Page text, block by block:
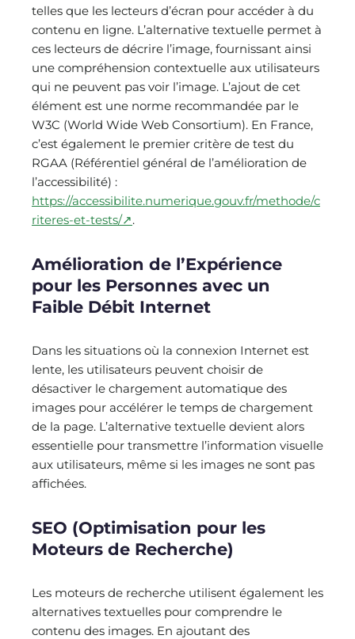
telles que les lecteurs d’écran pour accéder à du
contenu en ligne. L’alternative textuelle permet à
ces lecteurs de décrire l’image, fournissant ainsi
une compréhension contextuelle aux utilisateurs
qui ne peuvent pas voir l’image. L’ajout de cet
élément est une norme recommandée par le
W3C (World Wide Web Consortium). En France,
c’est également le premier critère de test du
RGAA (Référentiel général de l’amélioration de
l’accessibilité) :
https://accessibilite.numerique.gouv.fr/methode/c
riteres-et-tests/↗.
Amélioration de l’Expérience
pour les Personnes avec un
Faible Débit Internet
Dans les situations où la connexion Internet est
lente, les utilisateurs peuvent choisir de
désactiver le chargement automatique des
images pour accélérer le temps de chargement
de la page. L’alternative textuelle devient alors
essentielle pour transmettre l’information visuelle
aux utilisateurs, même si les images ne sont pas
affichées.
SEO (Optimisation pour les
Moteurs de Recherche)
Les moteurs de recherche utilisent également les
alternatives textuelles pour comprendre le
contenu des images. En ajoutant des